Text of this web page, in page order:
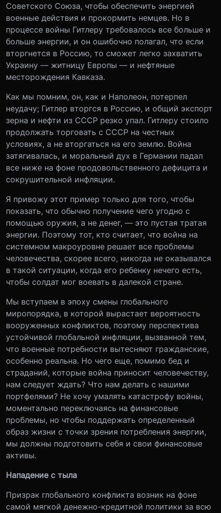
Советского Союза, чтобы обеспечить энергией
военные действия и прокормить немцев. Но в
процессе войны Гитлеру требовалось все больше и
больше энергии, и он ошибочно полагал, что если
вторгнется в Россию, то сможет легко захватить
Украину — житницу Европы — и нефтяные
месторождения Кавказа.
Как мы помним, он, как и Наполеон, потерпел
неудачу; Гитлер вторгся в Россию, и общий экспорт
зерна и нефти из СССР резко упал. Гитлеру стоило
продолжать торговать с СССР на честных
условиях, а не вторгаться на его землю. Война
затягивалась, и моральный дух в Германии падал
все ниже на фоне продовольственного дефицита и
сокрушительной инфляции.
Я привожу этот пример только для того, чтобы
показать, что обычно получение чего угодно с
помощью оружия, а не денег, — это пустая тратая
энергии. Поэтому тот, кто считает, что война на
системном макроуровне решает все проблемы
человечества, скорее всего, никогда не оказывался
в такой ситуации, когда его ребенку нечего есть,
чтобы солдат мог воевать в далекой стране.
Мы вступаем в эпоху смены глобального
миропорядка, в которой вырастает вероятность
вооруженных конфликтов, поэтому перспектива
устойчивой глобальной инфляции, вызванной тем,
что военные потребности вытесняют гражданские,
особенно реальна. Но чего еще, помимо бед и
страданий, которые война приносит человечеству,
нам следует ждать? Что нам делать с нашими
портфелями? Не хочу умалять катастрофу войны,
моментально переключаясь на финансовые
проблемы, но чтобы поддержать определенный
образ жизни с точки зрения потребления энергии,
мы должны подготовить себя и свои финансовые
активы.
Нападение с тыла
Призрак глобального конфликта возник на фоне
самой мягкой денежно-кредитной политики за всю